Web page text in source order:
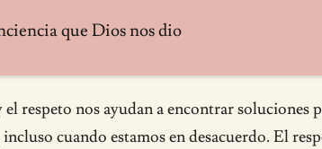
que Dios nos dio
respeto nos ayudan a encontrar
cuando estamos en desacuerdo. El